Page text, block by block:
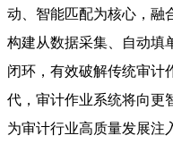
动、智能匹配为核心，融
构建从数据采集、自动填
闭环，有效破解传统审计
代，审计作业系统将向更
为审计行业高质量发展注